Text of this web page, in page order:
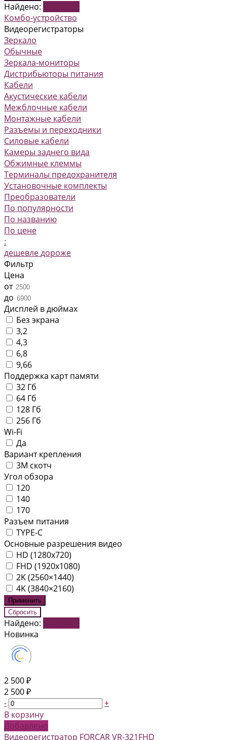
Найдено:
Комбо-устройство
Видеорегистраторы
Зеркало
Обычные
Зеркала-мониторы
Дистрибьюторы питания
Кабели
Акустические кабели
Межблочные кабели
Монтажные кабели
Разъемы и переходники
Силовые кабели
Камеры заднего вида
Обжимные клеммы
Терминалы предохранителя
Установочные комплекты
Преобразователи
По популярности
По названию
По цене
:
дешевледороже
Фильтр
Цена
от
до
Дисплей в дюймах
Без экрана
3,2
4,3
6,8
9,66
Поддержка карт памяти
32 Гб
64 Гб
128 Гб
256 Гб
Wi-Fi
Да
Вариант крепления
3М скотч
Угол обзора
120
140
170
Разъем питания
TYPE-C
Основные разрешения видео
HD (1280x720)
FHD (1920x1080)
2K (2560×1440)
4K (3840×2160)
Найдено:
Новинка
2 500 ₽
2 500 ₽
-
+
В корзину
Добавлено
Видеорегистратор FORCAR VR-321FHD